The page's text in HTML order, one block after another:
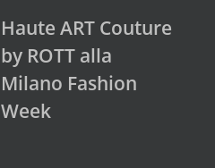
Haute ART Couture
by ROTT alla
Milano Fashion
Week